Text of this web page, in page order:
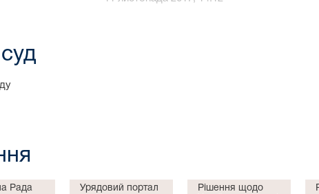
Рада
Урядовий портал
Рішення щодо